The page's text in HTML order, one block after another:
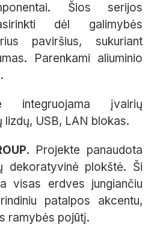
Šios serijos
dėl galimybės
paviršius, sukuriant
Parenkami aliuminio
integruojama įvairių
lizdų, USB, LAN blokas.
Projekte panaudota
dekoratyvinė plokštė. Ši
visas erdves jungiančiu
patalpos akcentu,
ramybės pojūtį.